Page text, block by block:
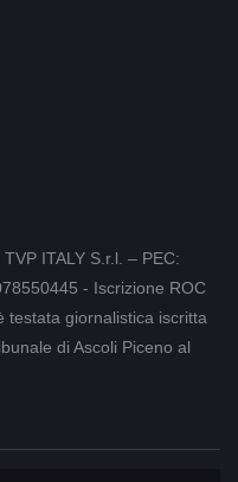
ITALY S.r.l. – PEC:
- Iscrizione ROC
testata giornalistica iscritta
di Ascoli Piceno al